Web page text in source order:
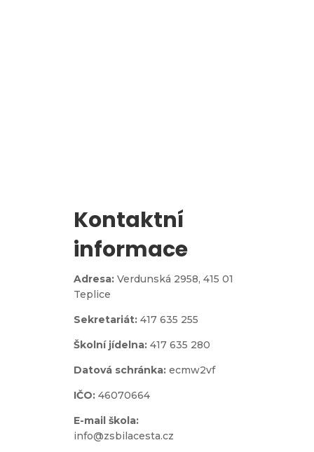
Kontaktní
informace
Adresa: Verdunská 2958, 415 01
Teplice
Sekretariát: 417 635 255
Školní jídelna: 417 635 280
Datová schránka: ecmw2vf
IČO: 46070664
E-mail škola:
info@zsbilacesta.cz